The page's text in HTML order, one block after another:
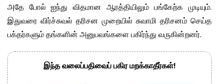
அதே போல் ஐந்து விதமான ஆரத்தியிலும் பங்கேற்க முடியும்.
இதுவரை விர்ச்சுவல் தரிசன முறையில் சுவாமி தரிசனம் செய்த
பக்தர்களும் தங்களின் அனுபவங்களை பகிர்ந்து வருகின்றனர்.
இந்த வலைப்பதிவைப் பகிர மறக்காதீர்கள்!